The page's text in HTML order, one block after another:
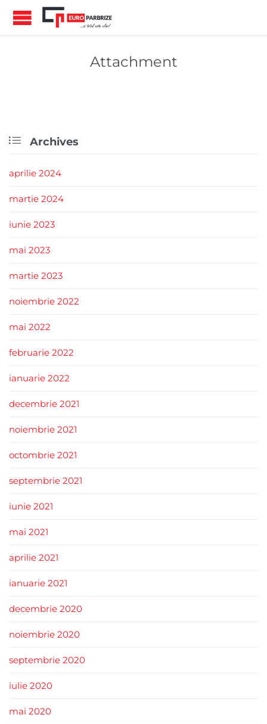
Attachment
 Archives
aprilie 2024
martie 2024
iunie 2023
mai 2023
martie 2023
noiembrie 2022
mai 2022
februarie 2022
ianuarie 2022
decembrie 2021
noiembrie 2021
octombrie 2021
septembrie 2021
iunie 2021
mai 2021
aprilie 2021
ianuarie 2021
decembrie 2020
noiembrie 2020
septembrie 2020
iulie 2020
mai 2020